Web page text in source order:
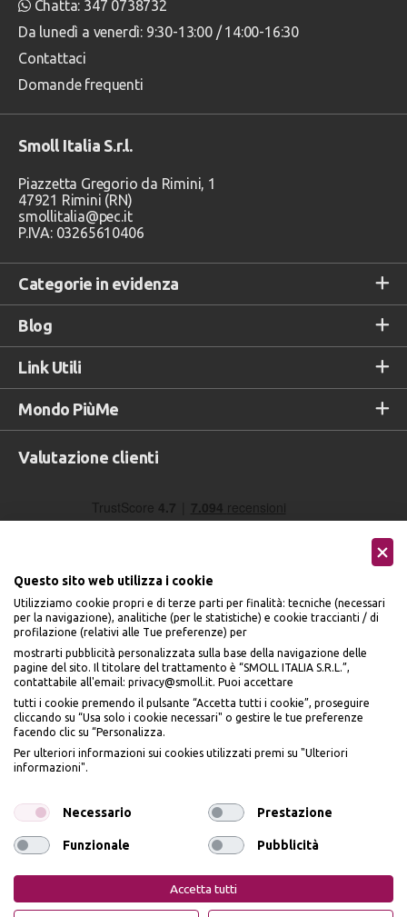
Categorie in evidenza
Blog
Link Utili
Mondo PiùMe
Chatta: 347 0738732
Da lunedì a venerdì: 9:30-13:00 / 14:00-16:30
Contattaci
Domande frequenti
Smoll Italia S.r.l.
Piazzetta Gregorio da Rimini, 1
47921 Rimini (RN)
smollitalia@pec.it
P.IVA: 03265610406
Valutazione clienti
Accettiamo
Seguici sui social
Privacy Policy Cookie Policy
Questo sito web utilizza i cookie
Utilizziamo cookie propri e di terze parti per finalità: tecniche (necessari
per la navigazione), analitiche (per le statistiche) e cookie traccianti / di
profilazione (relativi alle Tue preferenze) per
mostrarti pubblicità personalizzata sulla base della navigazione delle
pagine del sito. Il titolare del trattamento è “SMOLL ITALIA S.R.L.”,
contattabile all'email: privacy@smoll.it. Puoi accettare
tutti i cookie premendo il pulsante “Accetta tutti i cookie”, proseguire
cliccando su “Usa solo i cookie necessari" o gestire le tue preferenze
facendo clic su “Personalizza.
Per ulteriori informazioni sui cookies utilizzati premi su "Ulteriori
informazioni".
Necessario Prestazione
Funzionale Pubblicità
Accetta tutti
BENVENUTO DA
PIÙME
IL10% DI SCONTO
dell’art. 13 del Reg UE 2016/679 e presto il mio consenso a ricevere email
promozionali. In qualsiasi momento è possibile revocare il consenso